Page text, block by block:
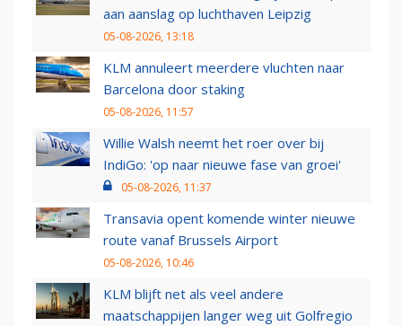
aan aanslag op luchthaven Leipzig
05-08-2026, 13:18
KLM annuleert meerdere vluchten naar
Barcelona door staking
05-08-2026, 11:57
Willie Walsh neemt het roer over bij
IndiGo: 'op naar nieuwe fase van groei'
05-08-2026, 11:37
Transavia opent komende winter nieuwe
route vanaf Brussels Airport
05-08-2026, 10:46
KLM blijft net als veel andere
maatschappijen langer weg uit Golfregio